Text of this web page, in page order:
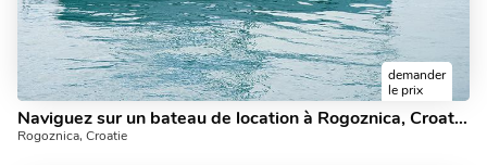
demander
le prix
Naviguez sur un bateau de location à Rogoznica, Croatie - le voyage de vacances ultime en yacht charter pour 6 personnes.
Rogoznica, Croatie